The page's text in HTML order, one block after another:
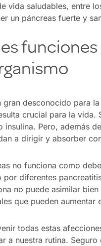
vida saludables, entre
un páncreas fuerte y
gran desconocido para
crucial para la
insulina. Pero, además
a dirigir y absorber
no funciona como
por diferentes
no puede asimilar
que pueden
todas estas
a nuestra rutina.